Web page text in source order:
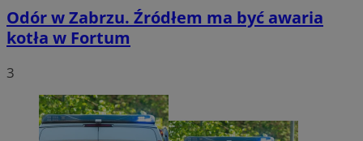
Odór w Zabrzu. Źródłem ma być awaria
kotła w Fortum
3